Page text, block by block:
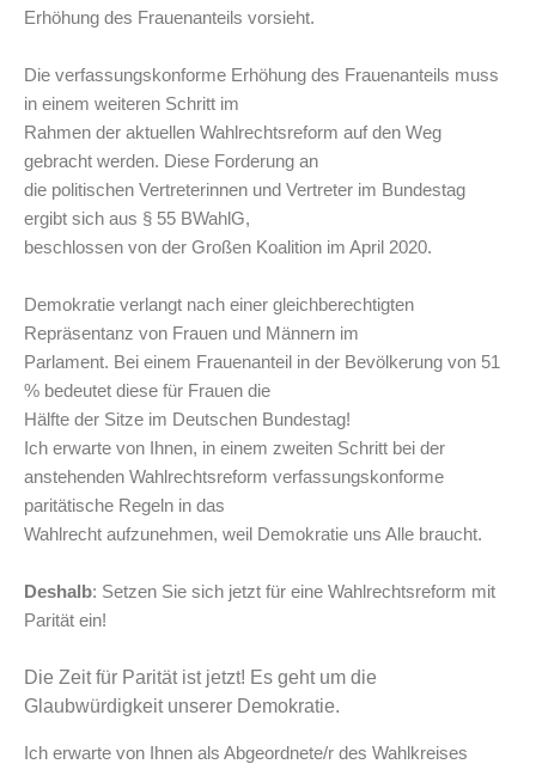
Erhöhung des Frauenanteils vorsieht.
Die verfassungskonforme Erhöhung des Frauenanteils muss
in einem weiteren Schritt im
Rahmen der aktuellen Wahlrechtsreform auf den Weg
gebracht werden. Diese Forderung an
die politischen Vertreterinnen und Vertreter im Bundestag
ergibt sich aus § 55 BWahlG,
beschlossen von der Großen Koalition im April 2020.
Demokratie verlangt nach einer gleichberechtigten
Repräsentanz von Frauen und Männern im
Parlament. Bei einem Frauenanteil in der Bevölkerung von 51
% bedeutet diese für Frauen die
Hälfte der Sitze im Deutschen Bundestag!
Ich erwarte von Ihnen, in einem zweiten Schritt bei der
anstehenden Wahlrechtsreform verfassungskonforme
paritätische Regeln in das
Wahlrecht aufzunehmen, weil Demokratie uns Alle braucht.
Deshalb: Setzen Sie sich jetzt für eine Wahlrechtsreform mit
Parität ein!
Die Zeit für Parität ist jetzt! Es geht um die
Glaubwürdigkeit unserer Demokratie.
Ich erwarte von Ihnen als Abgeordnete/r des Wahlkreises